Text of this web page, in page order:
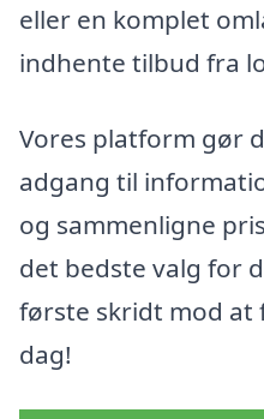
eller en komplet
indhente tilbud fra
Vores platform gør
adgang til
og sammenligne
det bedste valg for
første skridt mod at
dag!